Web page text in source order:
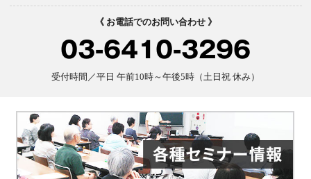
《 お電話でのお問い合わせ 》
03-6410-3296
受付時間／平日 午前10時～午後5時（土日祝 休み）